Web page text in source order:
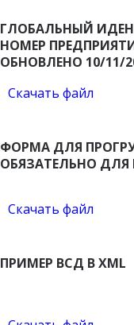
ГЛОБАЛЬНЫЙ
НОМЕР
ОБНОВЛЕНО 10/11/
Скачать файл
ФОРМА ДЛЯ
ОБЯЗАТЕЛЬНО ДЛЯ
Скачать файл
ПРИМЕР ВСД В XML